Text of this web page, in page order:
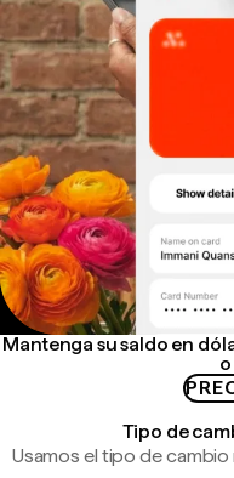
Mantenga su saldo en
Tipo de
Usamos el tipo de cambio